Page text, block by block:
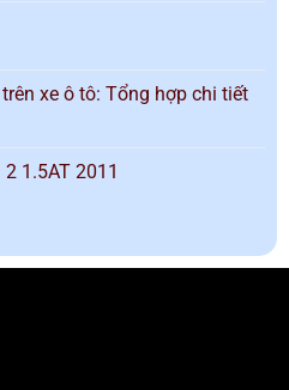
xe ô tô: Tổng hợp chi tiết
1.5AT 2011